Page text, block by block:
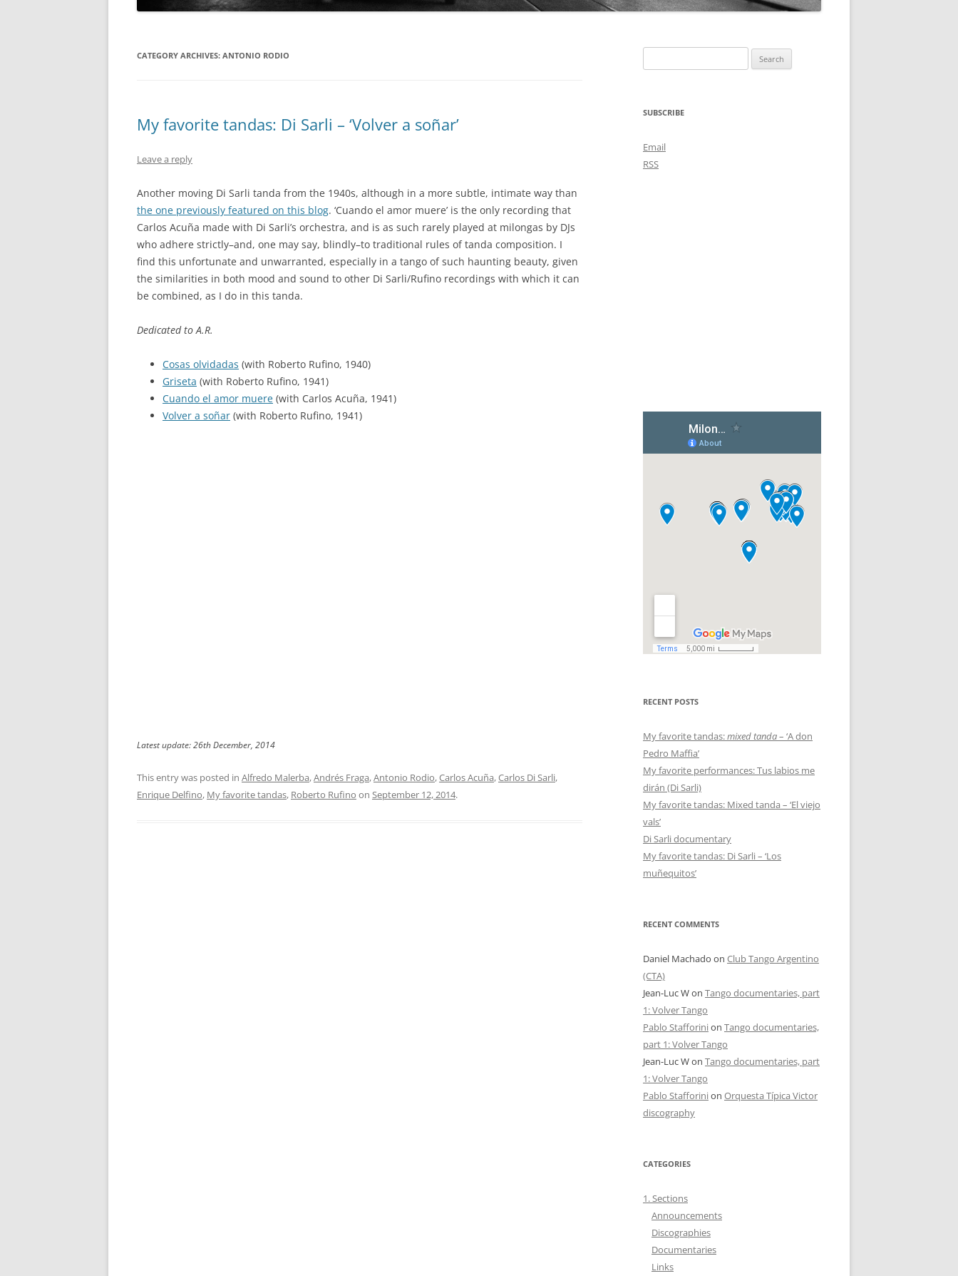
SERIE AUTORES
SERIE COLECCIONISTAS
SERIE COMPOSITORES
CLUB TANGO ARGENTINO (CTA)
COLECCIÓN 78 RPM
DIEGON
DISCO LATINA
EL ARTE DEL BANDONEÓN
EL REY DEL COMPÁS
LAS 1001 NOCHES DEL TANGO
CATEGORY ARCHIVES: ANTONIO RODIO
My favorite tandas: Di Sarli – ‘Volver a soñar’
Leave a reply
Another moving Di Sarli tanda from the 1940s, although in a more subtle, intimate way than
the one previously featured on this blog. ‘Cuando el amor muere’ is the only recording that
Carlos Acuña made with Di Sarli’s orchestra, and is as such rarely played at milongas by DJs
who adhere strictly–and, one may say, blindly–to traditional rules of tanda composition. I
find this unfortunate and unwarranted, especially in a tango of such haunting beauty, given
the similarities in both mood and sound to other Di Sarli/Rufino recordings with which it can
be combined, as I do in this tanda.
Dedicated to A.R.
Cosas olvidadas (with Roberto Rufino, 1940)
Griseta (with Roberto Rufino, 1941)
Cuando el amor muere (with Carlos Acuña, 1941)
Volver a soñar (with Roberto Rufino, 1941)
Latest update: 26th December, 2014
This entry was posted in Alfredo Malerba,Andrés Fraga,Antonio Rodio,Carlos Acuña,Carlos Di Sarli,
Enrique Delfino, My favorite tandas, Roberto Rufino on September 12, 2014.
for:
SUBSCRIBE
Email
RSS
RECENT POSTS
My favorite tandas:mixed tanda– ‘A don
Pedro Maffia’
My favorite performances: Tus labios me
dirán (Di Sarli)
My favorite tandas: Mixed tanda – ‘El viejo
vals’
Di Sarli documentary
My favorite tandas: Di Sarli – ‘Los
muñequitos’
RECENT COMMENTS
Daniel Machado on Club Tango Argentino
(CTA)
Jean-Luc Won Tango documentaries, part
1: Volver Tango
Pablo Stafforinion Tango documentaries,
part 1: Volver Tango
Jean-Luc Won Tango documentaries, part
1: Volver Tango
Pablo Stafforinion Orquesta Típica Victor
discography
CATEGORIES
1. Sections
Announcements
Discographies
Documentaries
Links